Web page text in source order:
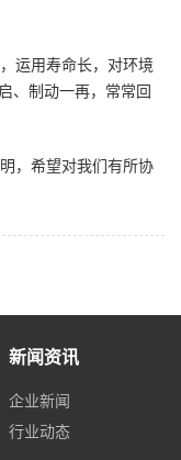
运用寿命长，对环境
、制动一再，常常回
，希望对我们有所协
新闻资讯
企业新闻
行业动态